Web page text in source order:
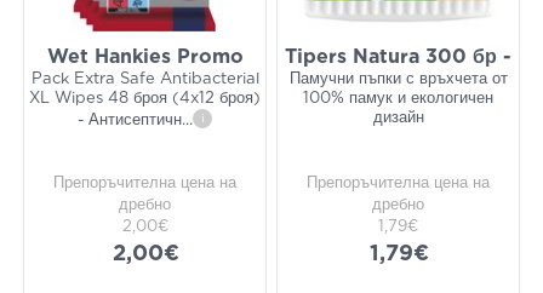
Wet Hankies Promo
Pack Extra Safe Antibacterial
XL Wipes 48 броя (4x12 броя)
- Антисептичн... i
Препоръчителна цена на
дребно
2,00€
2,00€
Tipers Natura 300 бр -
Памучни пъпки с връхчета от
100% памук и екологичен
дизайн
Препоръчителна цена на
дребно
1,79€
1,79€